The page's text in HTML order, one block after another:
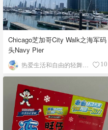
Chicago芝加哥City Walk之海军码
头Navy Pier
10